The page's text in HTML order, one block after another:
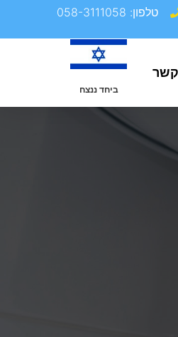
טלפון: 058-3111058
קשר
ביחד ננצח